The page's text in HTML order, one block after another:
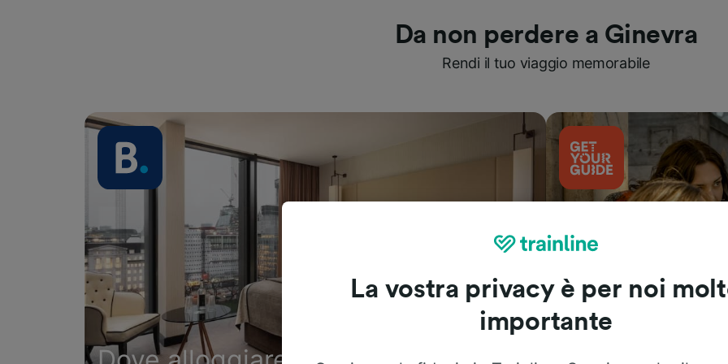
Da non perdere a Ginevra
Rendi il tuo viaggio memorabile
La vostra privacy è per noi
importante